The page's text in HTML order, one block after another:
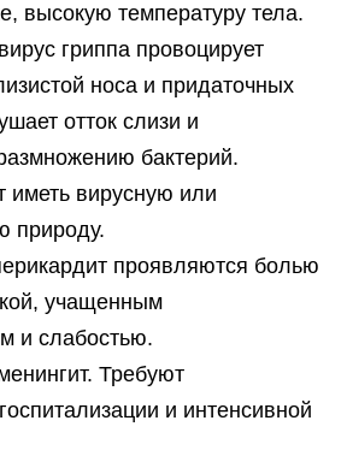
высокую температуру тела.
гриппа провоцирует
носа и придаточных
отток слизи и
бактерий.
иметь вирусную или
природу.
проявляются болью
учащенным
и слабостью.
Требуют
и интенсивной